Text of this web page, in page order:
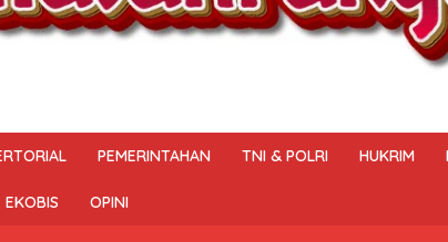
PEMERINTAHAN TNI & POLRI HUKRIM
EKOBIS OPINI